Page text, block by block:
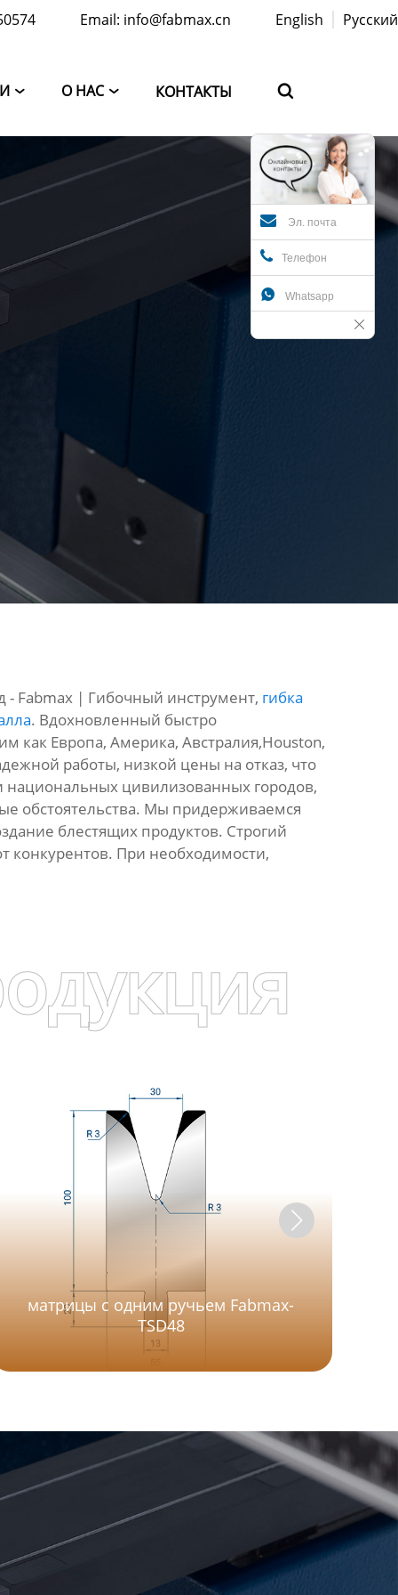
Email: info@fabmax.cn English Русский
 О НАС  КОНТАКТЫ 
Эл. почта
Телефон
 Whatsapp
- Fabmax | Гибочный инструмент, гибка
. Вдохновленный быстро
как Европа, Америка, Австралия,Houston,
работы, низкой цены на отказ, что
цивилизованных городов,
обстоятельства. Мы придерживаемся
блестящих продуктов. Строгий
конкурентов. При необходимости,
матрицы с одним ручьем Fabmax-
TSD48